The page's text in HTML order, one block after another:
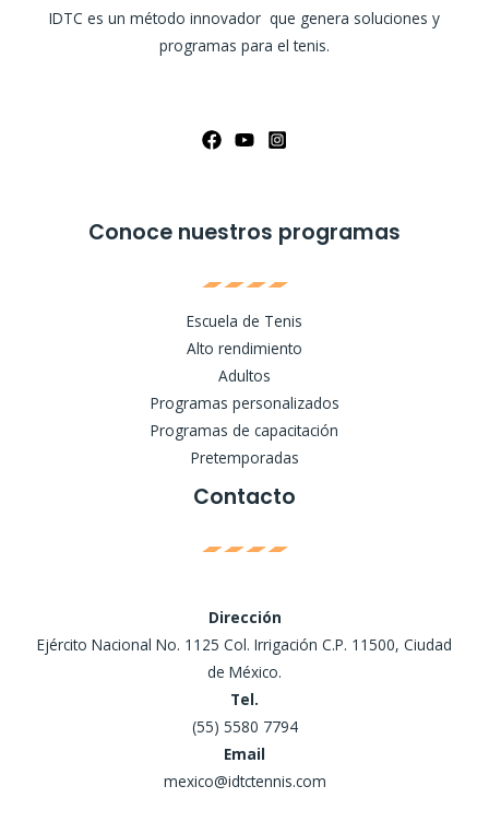
IDTC es un método innovador que genera soluciones y
programas para el tenis.
Conoce nuestros programas
Escuela de Tenis
Alto rendimiento
Adultos
Programas personalizados
Programas de capacitación
Pretemporadas
Contacto
Dirección
Ejército Nacional No. 1125 Col. Irrigación C.P. 11500, Ciudad
de México.
Tel.
(55) 5580 7794
Email
mexico@idtctennis.com